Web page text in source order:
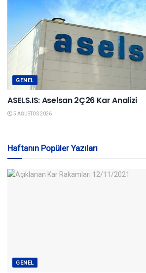
GENEL
ASELS.IS: Aselsan 2Ç26 Kar Analizi
5 AĞUSTOS 2026
Haftanın Popüler Yazıları
GENEL